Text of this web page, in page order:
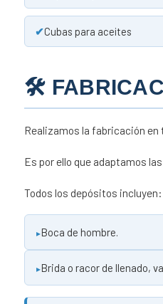
Cubas para aceites
🛠
Realizamos la fabricación
Es por ello que adaptamos
Todos los depósitos incluyen:
Boca de hombre.
Brida o racor de llenado,